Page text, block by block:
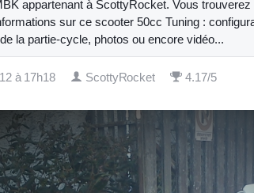
appartenant à ScottyRocket. Vous
sur ce scooter 50cc Tuning :
la partie-cycle, photos ou encore vidéo...
à 17h18 ScottyRocket 4.17/5